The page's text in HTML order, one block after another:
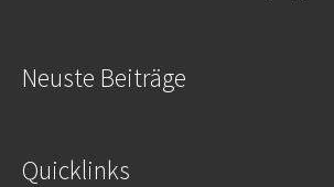
Neuste Beiträge
Quicklinks